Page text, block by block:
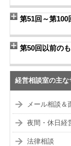
第51回～第100
第50回以前の
経営相談室の主な
メール相談＆
夜間・休日経
法律相談